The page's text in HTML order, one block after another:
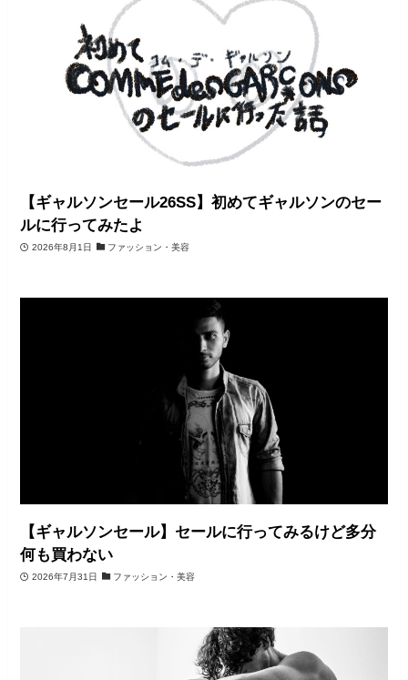
【ギャルソンセール26SS】初めてギャルソンのセー
ルに行ってみたよ
2026年8月1日 ファッション・美容
【ギャルソンセール】セールに行ってみるけど多分
何も買わない
2026年7月31日 ファッション・美容